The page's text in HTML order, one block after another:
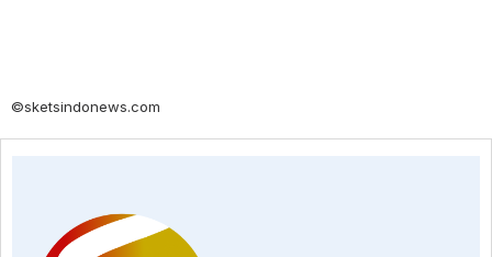
©sketsindonews.com